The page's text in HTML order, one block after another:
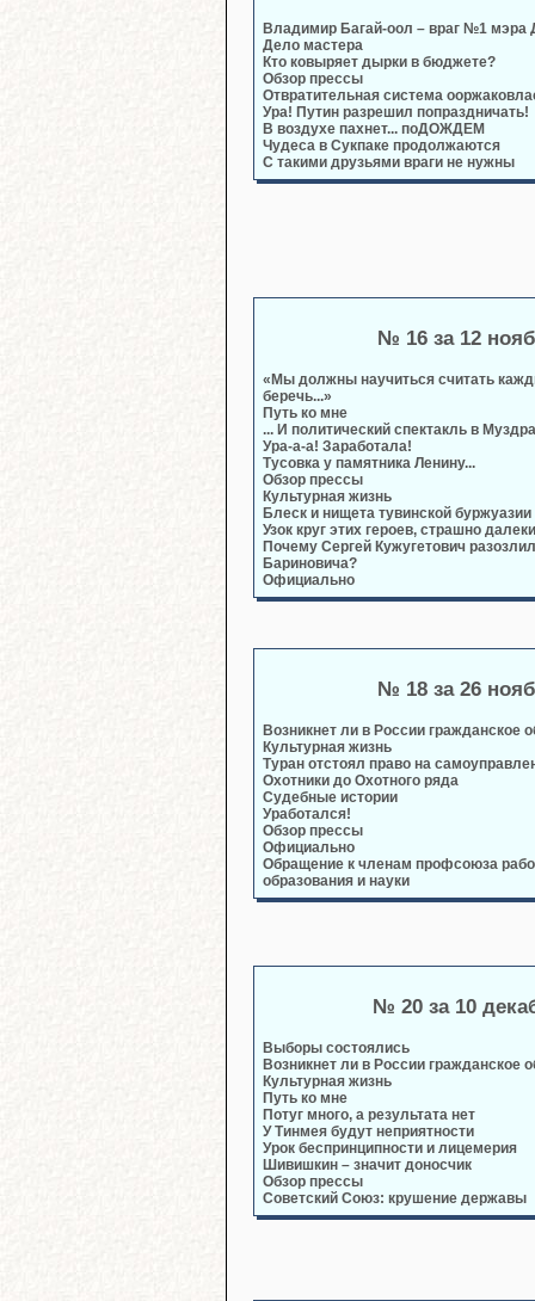
Владимир Багай-оол – враг №1 мэра
Дело мастера
Кто ковыряет дырки в бюджете?
Обзор прессы
Отвратительная система
Ура! Путин разрешил попраздничать!
В воздухе пахнет... поДОЖДЕМ
Чудеса в Сукпаке продолжаются
С такими друзьями враги не нужны
№ 16 за 12
«Мы должны научиться считать
беречь...»
Путь ко мне
... И политический спектакль в
Ура-а-а! Заработала!
Тусовка у памятника Ленину...
Обзор прессы
Культурная жизнь
Блеск и нищета тувинской буржуазии
Узок круг этих героев, страшно
Почему Сергей Кужугетович
Бариновича?
Официально
№ 18 за 26
Возникнет ли в России гражданское
Культурная жизнь
Туран отстоял право на
Охотники до Охотного ряда
Судебные истории
Уработался!
Обзор прессы
Официально
Обращение к членам профсоюза
образования и науки
№ 20 за 10
Выборы состоялись
Возникнет ли в России гражданское
Культурная жизнь
Путь ко мне
Потуг много, а результата нет
У Тинмея будут неприятности
Урок беспринципности и лицемерия
Шивишкин – значит доносчик
Обзор прессы
Советский Союз: крушение державы